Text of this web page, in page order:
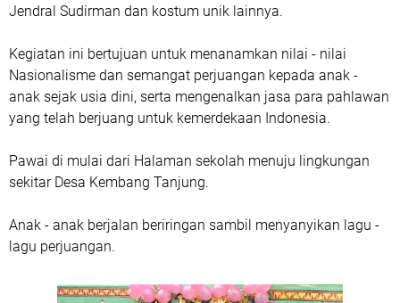
Jendral Sudirman dan kostum unik lainnya.
Kegiatan ini bertujuan untuk menanamkan nilai - nilai
Nasionalisme dan semangat perjuangan kepada anak -
anak sejak usia dini, serta mengenalkan jasa para pahlawan
yang telah berjuang untuk kemerdekaan Indonesia.
Pawai di mulai dari Halaman sekolah menuju lingkungan
sekitar Desa Kembang Tanjung.
Anak - anak berjalan beriringan sambil menyanyikan lagu -
lagu perjuangan.